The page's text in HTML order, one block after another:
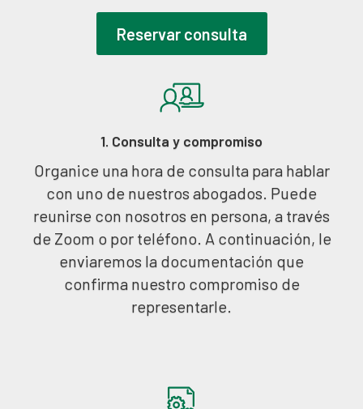
1. Consulta y compromiso
Organice una hora de consulta para hablar
con uno de nuestros abogados. Puede
reunirse con nosotros en persona, a través
de Zoom o por teléfono. A continuación, le
enviaremos la documentación que
confirma nuestro compromiso de
representarle.
Reservar consulta